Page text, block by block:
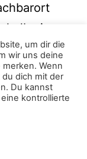
vier
Kilometer
bisschen
zu
in
auch am
um dir die
wir uns deine
Wenn
dich mit der
Du kannst
kontrollierte